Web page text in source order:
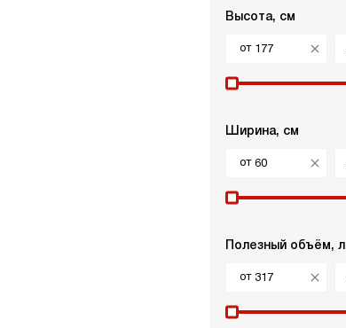
Высота, см
от
Ширина, см
от
Полезный объём, л
от